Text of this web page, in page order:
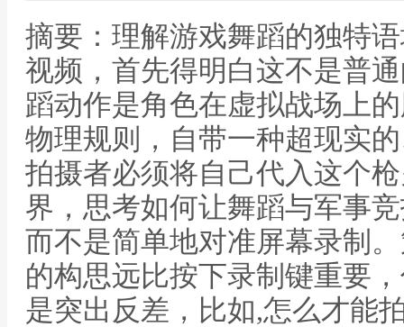
摘要：理解游戏舞蹈的独特
视频，首先得明白这不是普
蹈动作是角色在虚拟战场上
物理规则，自带一种超现实
拍摄者必须将自己代入这个
界，思考如何让舞蹈与军事
而不是简单地对准屏幕录制
的构思远比按下录制键重要
是突出反差，比如,怎么才能